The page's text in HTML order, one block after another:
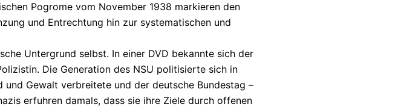
Pogrome vom November 1938 markieren den
und Entrechtung hin zur systematischen und
Untergrund selbst. In einer DVD bekannte sich der
Die Generation des NSU politisierte sich in
Gewalt verbreitete und der deutsche Bundestag –
erfuhren damals, dass sie ihre Ziele durch offenen